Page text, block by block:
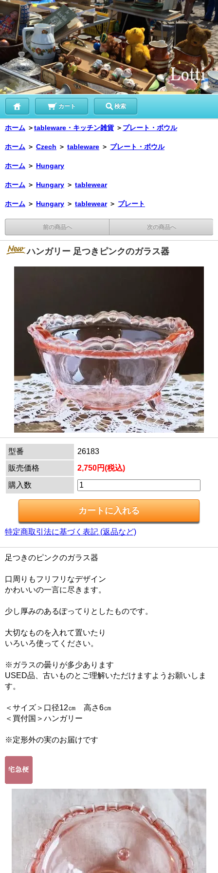
カート 検索
ホーム ＞tableware・キッチン雑貨 ＞ プレート・ボウル
ホーム ＞ Czech ＞ tableware ＞ プレート・ボウル
ホーム ＞ Hungary
ホーム ＞ Hungary ＞ tablewear
ホーム ＞ Hungary ＞ tablewear ＞ プレート
前の商品へ 次の商品へ
ハンガリー 足つきピンクのガラス器
型番
26183
販売価格
2,750円(税込)
購入数
特定商取引法に基づく表記 (返品など)
足つきのピンクのガラス器
口周りもフリフリなデザイン
かわいいの一言に尽きます。
少し厚みのあるぽってりとしたものです。
大切なものを入れて置いたり
いろいろ使ってください。
※ガラスの曇りが多少あります
USED品、古いものとご理解いただけますようお願いしま
す。
＜サイズ＞口径12㎝ 高さ6㎝
＜買付国＞ハンガリー
※定形外の実のお届けです